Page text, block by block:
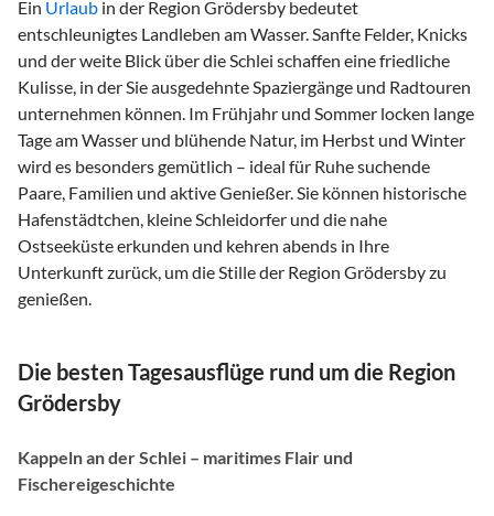
Ein Urlaub in der Region Grödersby bedeutet
entschleunigtes Landleben am Wasser. Sanfte Felder, Knicks
und der weite Blick über die Schlei schaffen eine friedliche
Kulisse, in der Sie ausgedehnte Spaziergänge und Radtouren
unternehmen können. Im Frühjahr und Sommer locken lange
Tage am Wasser und blühende Natur, im Herbst und Winter
wird es besonders gemütlich – ideal für Ruhe suchende
Paare, Familien und aktive Genießer. Sie können historische
Hafenstädtchen, kleine Schleidorfer und die nahe
Ostseeküste erkunden und kehren abends in Ihre
Unterkunft zurück, um die Stille der Region Grödersby zu
genießen.
Die besten Tagesausflüge rund um die Region
Grödersby
Kappeln an der Schlei – maritimes Flair und
Fischereigeschichte